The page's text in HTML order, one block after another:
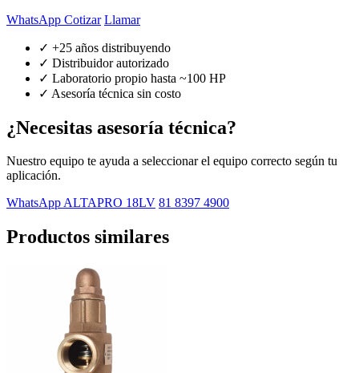
WhatsApp Cotizar Llamar
✓ +25 años distribuyendo
✓ Distribuidor autorizado
✓ Laboratorio propio hasta ~100 HP
✓ Asesoría técnica sin costo
¿Necesitas asesoría técnica?
Nuestro equipo te ayuda a seleccionar el equipo correcto según tu
aplicación.
WhatsApp ALTAPRO 18LV 81 8397 4900
Productos similares